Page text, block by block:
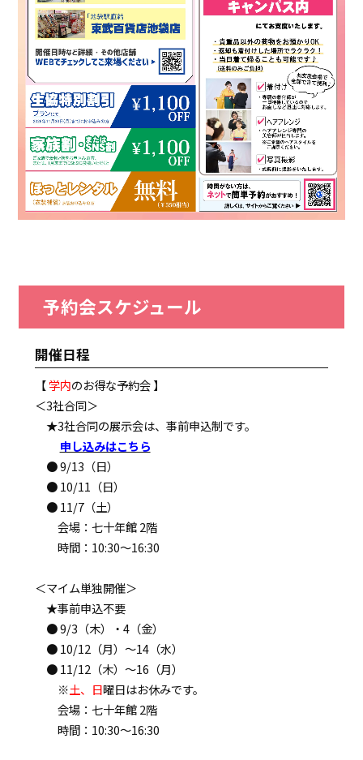
予約会スケジュール
開催日程
【学内のお得な予約会 】
＜3社合同＞
★3社合同の展示会は、事前申込制です。
申し込みはこちら
● 9/13（日）
● 10/11（日）
● 11/7（土）
会場：七十年館 2階
時間：10:30～16:30
＜マイム単独開催＞
★事前申込不要
● 9/3（木）・4（金）
● 10/12（月）～14（水）
● 11/12（木）～16（月）
※土、日曜日はお休みです。
会場：七十年館 2階
時間：10:30～16:30